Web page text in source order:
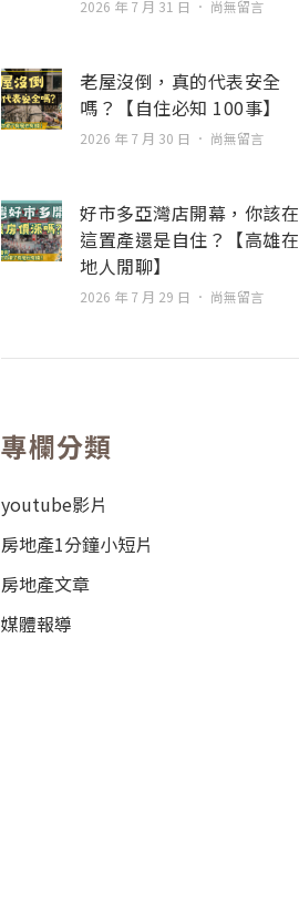
2026 年 7 月 31 日 尚無留言
老屋沒倒，真的代表安全
嗎？【自住必知 100事】
2026 年 7 月 30 日 尚無留言
好市多亞灣店開幕，你該在
這置產還是自住？【高雄在
地人閒聊】
2026 年 7 月 29 日 尚無留言
專欄分類
youtube影片
房地產1分鐘小短片
房地產文章
媒體報導